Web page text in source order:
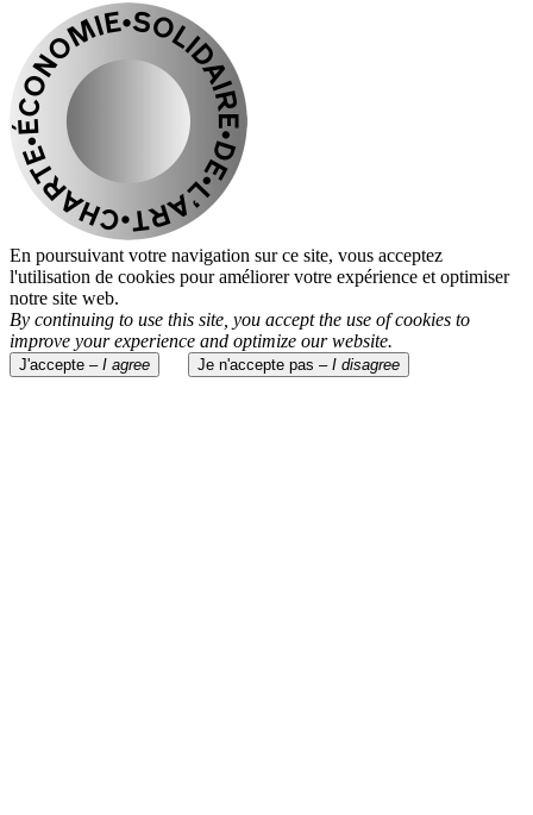
En poursuivant votre navigation sur ce site, vous acceptez
l'utilisation de cookies pour améliorer votre expérience et optimiser
notre site web.
By continuing to use this site, you accept the use of cookies to
improve your experience and optimize our website.
J'accepte – I agree Je n'accepte pas – I disagree